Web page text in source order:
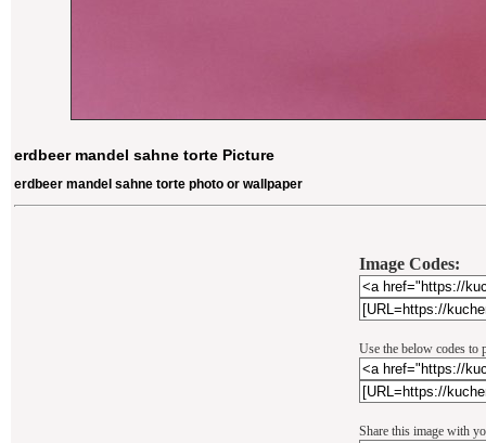
erdbeer mandel sahne torte Picture
erdbeer mandel sahne torte photo or wallpaper
Image Codes:
Use the below codes to
Share this image with